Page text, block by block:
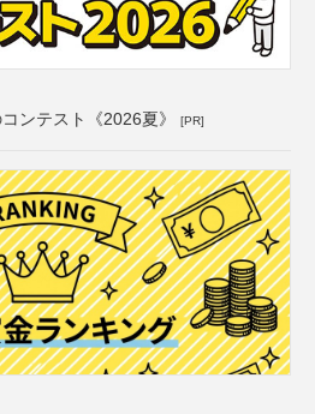
ンテスト《2026夏》 [PR]